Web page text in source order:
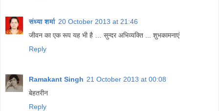
संध्या शर्मा 20 October 2013 at 21:46
जीवन का एक रूप यह भी है … सुन्दर अभिव्यक्ति ... शुभकामनाएं
Reply
Ramakant Singh 21 October 2013 at 00:08
बेहतरीन
Reply